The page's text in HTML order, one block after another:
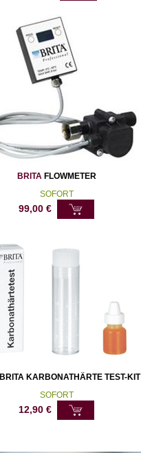
BRITAFLOWMETER
SOFORT
99,00 €
BRITA KARBONATHÄRTE TEST-KIT
SOFORT
12,90 €